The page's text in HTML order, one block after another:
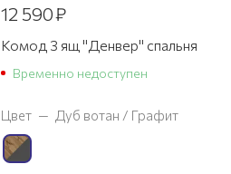
12 590₽
Комод 3 ящ "Денвер" спальня
Временно недоступен
Цвет — Дуб вотан / Графит